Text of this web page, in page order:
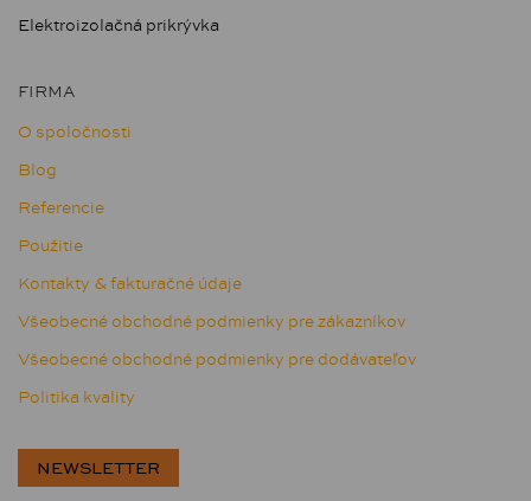
Elektroizolačná prikrývka
FIRMA
O spoločnosti
Blog
Referencie
Použitie
Kontakty & fakturačné údaje
Všeobecné obchodné podmienky pre zákazníkov
Všeobecné obchodné podmienky pre dodávateľov
Politika kvality
NEWSLETTER